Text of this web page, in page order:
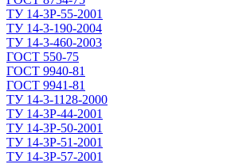
ТУ 14-3Р-55-2001
ТУ 14-3-190-2004
ТУ 14-3-460-2003
ГОСТ 550-75
ГОСТ 9940-81
ГОСТ 9941-81
ТУ 14-3-1128-2000
ТУ 14-3Р-44-2001
ТУ 14-3Р-50-2001
ТУ 14-3Р-51-2001
ТУ 14-3Р-57-2001